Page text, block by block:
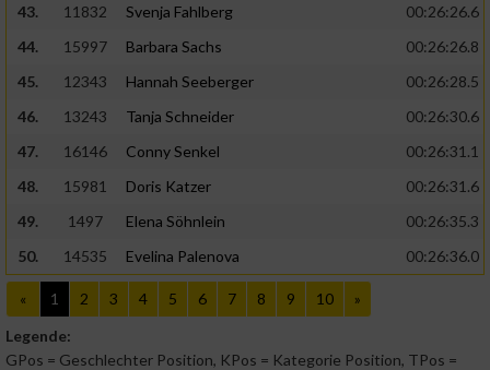
43.
11832 Svenja Fahlberg
00:26:26.6
44.
15997 Barbara Sachs
00:26:26.8
45.
12343 Hannah Seeberger
00:26:28.5
46.
13243 Tanja Schneider
00:26:30.6
47.
16146 Conny Senkel
00:26:31.1
48.
15981 Doris Katzer
00:26:31.6
49.
1497 Elena Söhnlein
00:26:35.3
50.
14535 Evelina Palenova 00:26:36.0
« 1 2 3 4 5 6 7 8 9 10
»
Legende:
GPos = Geschlechter Position, KPos = Kategorie Position, TPos =